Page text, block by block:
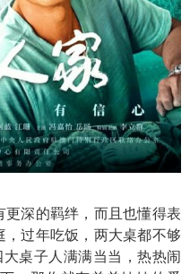
深的羁绊，而且也懂得表
，过年吃饭，两大桌都不够
桌子人满满当当，热热闹